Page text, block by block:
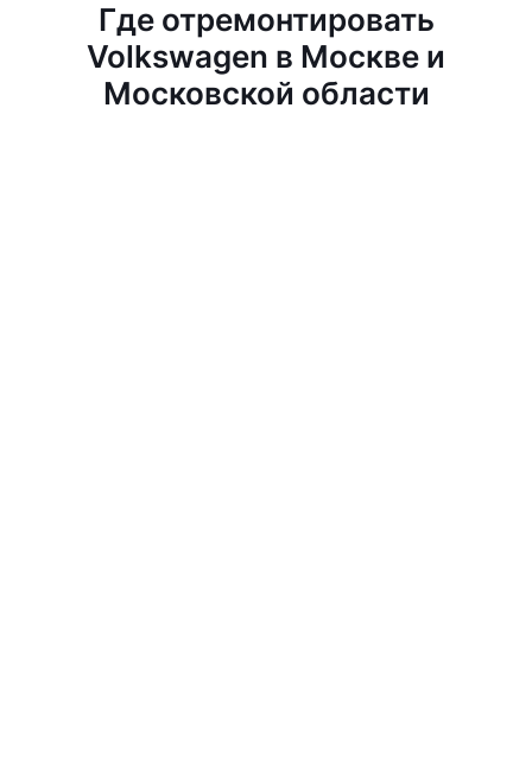
Где отремонтировать
Volkswagen в Москве и
Московской области